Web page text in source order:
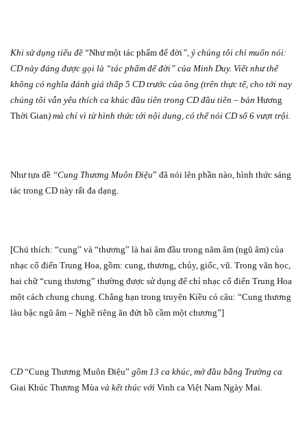
Khi sử dụng tiểu đề “Như một tác phẩm để đời”, ý chúng tôi chỉ muốn nói:
CD này đáng được gọi là “tác phẩm để đời” của Minh Duy. Viết như thế
không có nghĩa đánh giá thấp 5 CD trước của ông (trên thực tế, cho tới nay
chúng tôi vẫn yêu thích ca khúc đầu tiên trong CD đầu tiên – bản Hương
Thời Gian) mà chỉ vì từ hình thức tới nội dung, có thể nói CD số 6 vượt trội.
Như tựa đề “Cung Thương Muôn Điệu” đã nói lên phần nào, hình thức sáng
tác trong CD này rất đa dạng.
[Chú thích: “cung” và “thương” là hai âm đầu trong năm âm (ngũ âm) của
nhạc cổ điển Trung Hoa, gồm: cung, thương, chủy, giốc, vũ. Trong văn học,
hai chữ “cung thương” thường được sử dụng để chỉ nhạc cổ điển Trung Hoa
một cách chung chung. Chẳng hạn trong truyện Kiều có câu: “Cung thương
làu bậc ngũ âm – Nghề riêng ăn đứt hồ cầm một chương”]
CD“Cung Thương Muôn Điệu” gồm 13 ca khúc, mở đầu bằng Trường ca
Giai Khúc Thương Mùa và kết thúc với Vinh ca Việt Nam Ngày Mai.